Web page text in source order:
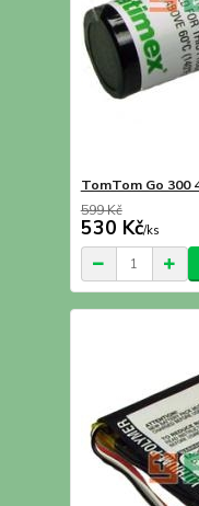
TomTom Go 300
599 Kč
530 Kč/ks